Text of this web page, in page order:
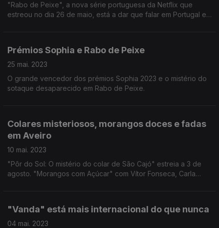
"Rabo de Peixe", a nova série portuguesa da Netflix que
estreou no dia 26 de maio, está a dar que falar em Portugal e
Prémios Sophia e Rabo de Peixe
25 mai. 2023
O grande vencedor dos prémios Sophia 2023 e o mistério do
sotaque desaparecido em Rabo de Peixe.
Colares misteriosos, morangos doces e fadas
em Aveiro
10 mai. 2023
"Pôr do Sol: O mistério do colar de São Cajó" estreia a 3 de
agosto. "Morangos com Açúcar" com Vítor Fonseca, Carla
"Vanda" está mais internacional do que nunca
04 mai. 2023